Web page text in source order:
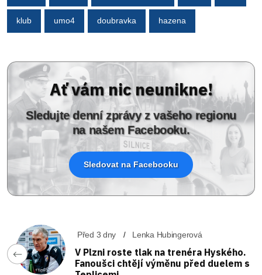
klub umo4 doubravka hazena
Ať vám nic neunikne!
Sledujte denní zprávy z vašeho regionu
na našem Facebooku.
Sledovat na Facebooku
Před 3 dny Lenka Hubingerová
V Plzni roste tlak na trenéra Hyského.
Fanoušci chtějí výměnu před duelem s